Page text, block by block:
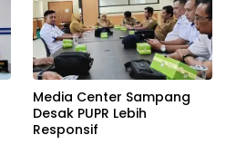
Media Center Sampang
Desak PUPR Lebih
Responsif